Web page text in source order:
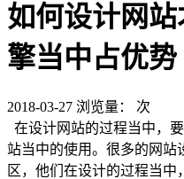
如何设计网站
擎当中占优势
2018-03-27 浏览量：
次
在设计网站的过程当中，
站当中的使用。很多的网站
区，他们在设计的过程当中